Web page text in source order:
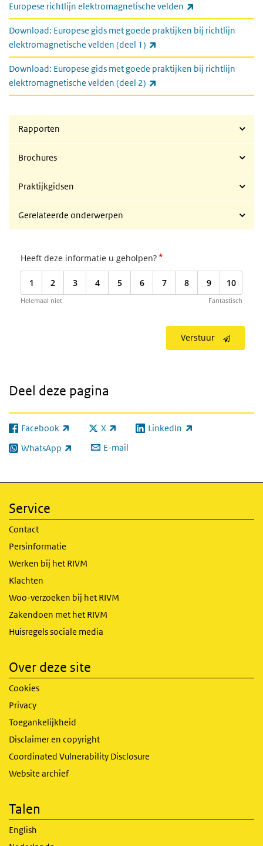
Europese richtlijn elektromagnetische velden
Download: Europese gids met goede praktijken bij richtlijn
elektromagnetische velden (deel 1)
Download: Europese gids met goede praktijken bij richtlijn
elektromagnetische velden (deel 2)
Rapporten
Brochures
Praktijkgidsen
Gerelateerde onderwerpen
Heeft deze informatie u geholpen?*
1 2 3 4 5 6 7 8 9 10
Helemaal niet Fantastisch
Verstuur
Deel deze pagina
Facebook
(externe link) X
(externe link) LinkedIn
(externe link)
WhatsApp
(externe link) E-mail
Service
Contact
Persinformatie
Werken bij het RIVM
Klachten
Woo-verzoeken bij het RIVM
Zakendoen met het RIVM
Huisregels sociale media
Over deze site
Cookies
Privacy
Toegankelijkheid
Disclaimer en copyright
Coordinated Vulnerability Disclosure
Website archief
Talen
English